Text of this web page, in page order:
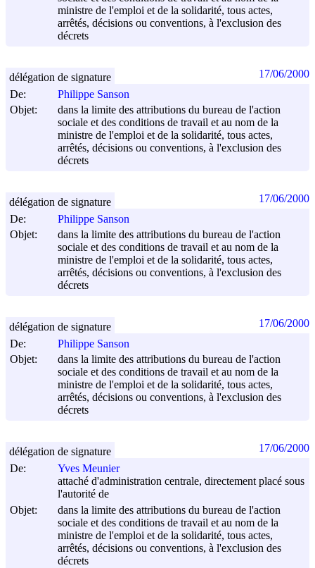
ministre de l'emploi et de la solidarité, tous actes,
arrêtés, décisions ou conventions, à l'exclusion des
décrets
De:
Philippe Sanson
Objet:
dans la limite des attributions du bureau de l'action
sociale et des conditions de travail et au nom de la
ministre de l'emploi et de la solidarité, tous actes,
arrêtés, décisions ou conventions, à l'exclusion des
décrets
délégation de signature 17/06/2000
De:
Philippe Sanson
Objet:
dans la limite des attributions du bureau de l'action
sociale et des conditions de travail et au nom de la
ministre de l'emploi et de la solidarité, tous actes,
arrêtés, décisions ou conventions, à l'exclusion des
décrets
délégation de signature 17/06/2000
De:
Philippe Sanson
Objet:
dans la limite des attributions du bureau de l'action
sociale et des conditions de travail et au nom de la
ministre de l'emploi et de la solidarité, tous actes,
arrêtés, décisions ou conventions, à l'exclusion des
décrets
délégation de signature 17/06/2000
De:
Yves Meunier
attaché d'administration centrale, directement placé sous
l'autorité de
Objet:
dans la limite des attributions du bureau de l'action
sociale et des conditions de travail et au nom de la
ministre de l'emploi et de la solidarité, tous actes,
arrêtés, décisions ou conventions, à l'exclusion des
décrets
délégation de signature 17/06/2000